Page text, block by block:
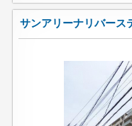
サンアリーナリバース